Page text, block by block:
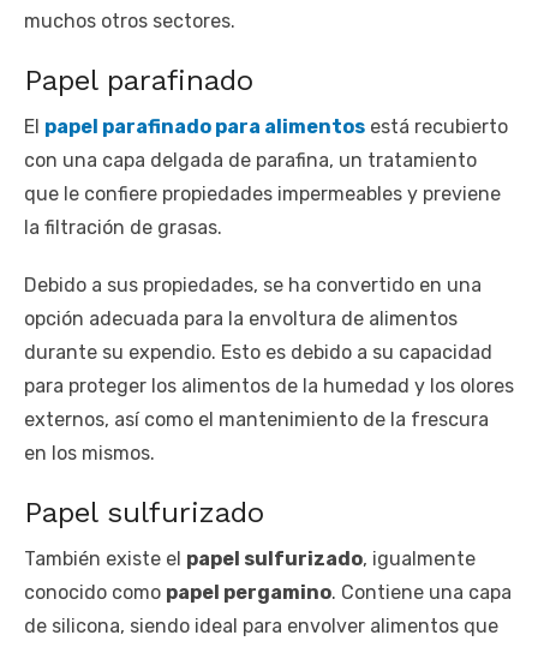
muchos otros sectores.
Papel parafinado
El papel parafinado para alimentos está recubierto
con una capa delgada de parafina, un tratamiento
que le confiere propiedades impermeables y previene
la filtración de grasas.
Debido a sus propiedades, se ha convertido en una
opción adecuada para la envoltura de alimentos
durante su expendio. Esto es debido a su capacidad
para proteger los alimentos de la humedad y los olores
externos, así como el mantenimiento de la frescura
en los mismos.
Papel sulfurizado
También existe el papel sulfurizado, igualmente
conocido como papel pergamino. Contiene una capa
de silicona, siendo ideal para envolver alimentos que